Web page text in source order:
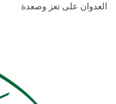
العدوان على تعز وصعدة